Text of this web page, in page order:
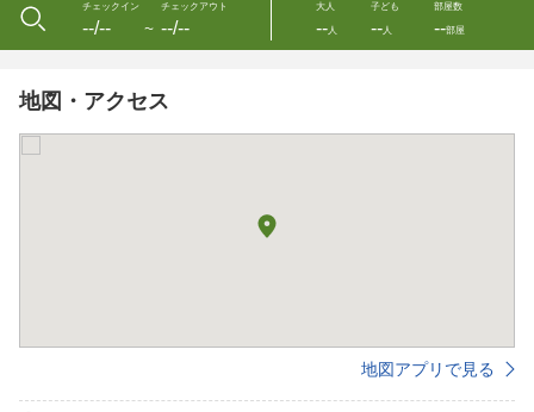
チェックイン
--/-- 〜
チェックアウト
--/--
大人
--人
子ども
--人
部屋数
--部屋
地図・アクセス
地図アプリで見る